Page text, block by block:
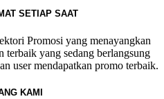
SETIAP SAAT
Promosi yang menayangkan
terbaik yang sedang berlangsung
user mendapatkan promo terbaik.
KAMI